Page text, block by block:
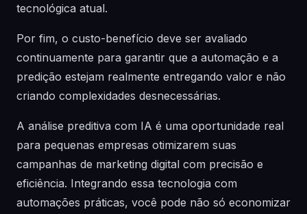
tecnológica atual.
Por fim, o custo-benefício deve ser avaliado
continuamente para garantir que a automação e a
predição estejam realmente entregando valor e não
criando complexidades desnecessárias.
A análise preditiva com IA é uma oportunidade real
para pequenas empresas otimizarem suas
campanhas de marketing digital com precisão e
eficiência. Integrando essa tecnologia com
automações práticas, você pode não só economizar